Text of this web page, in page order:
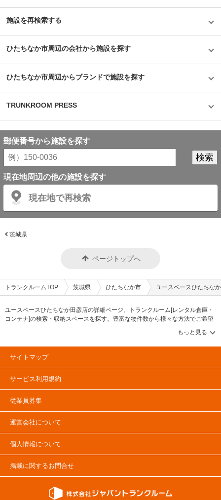
と思った。
の管理料にプラス1,000円で使えるワークスペースがあることも特徴で、館
としても利用したくなる「ライフスタイルを豊かにする場所」という印象を
受けた。近隣エリアの方で、収納空間を借りたい方がいたら紹介したい物件
だと思った。
施設を再検索する
ひたちなか市周辺の会社から施設を探す
ひたちなか市周辺からブランドで施設を探す
TRUNKROOM PRESS
郵便番号から施設を探す
現在地周辺の他の施設を探す
現在地で再検索
茨城県
ページトップへ
トランクルームTOP 茨城県 ひたちなか市 ユースペースひたちな
ユースペースひたちなか田彦店の詳細ページ。トランクルーム[レンタル倉庫・
コンテナ]の検索・収納スペースを探す。豊富な物件数から様々な方法でご希望
の収納スペースを簡単に探せるトランクルーム情報サイトです。ユースペース
ひたちなか田彦店の住所・最寄りの駅、物件タイプのご紹介や料金表、お得な
キャンペーン情報もあります。気になる物件タイプを見つけたら、メールか電
話でお問合せが可能です（無料）。
サイトマップ
サービス利用規約
従業員募集
運営会社について
個人情報について
掲載に関するお問合せ